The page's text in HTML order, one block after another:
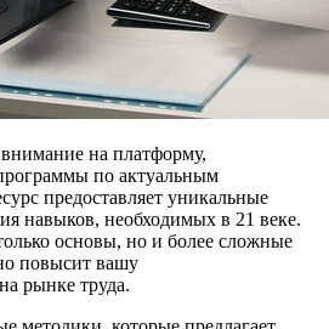
на платформу,
по актуальным
предоставляет уникальные
навыков, необходимых в 21 веке.
основы, но и более сложные
повысит вашу
рынке труда.